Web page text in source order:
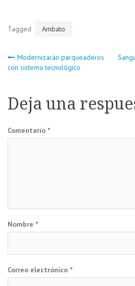
Tagged Ambato
Navegación
entradas
Modernizarán parqueaderos
con sistema tecnológico
Deja una
Comentario *
Nombre *
Correo electrónico *